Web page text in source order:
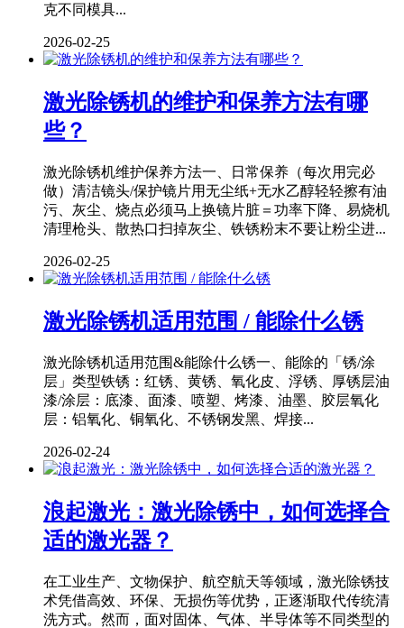
克不同模具...
2026-02-25
激光除锈机的维护和保养方法有哪
些？
激光除锈机维护保养方法一、日常保养（每次用完必
做）清洁镜头/保护镜片用无尘纸+无水乙醇轻轻擦有油
污、灰尘、烧点必须马上换镜片脏＝功率下降、易烧机
清理枪头、散热口扫掉灰尘、铁锈粉末不要让粉尘进...
2026-02-25
激光除锈机适用范围 / 能除什么锈
激光除锈机适用范围&能除什么锈一、能除的「锈/涂
层」类型铁锈：红锈、黄锈、氧化皮、浮锈、厚锈层油
漆/涂层：底漆、面漆、喷塑、烤漆、油墨、胶层氧化
层：铝氧化、铜氧化、不锈钢发黑、焊接...
2026-02-24
浪起激光：激光除锈中，如何选择合
适的激光器？
在工业生产、文物保护、航空航天等领域，激光除锈技
术凭借高效、环保、无损伤等优势，正逐渐取代传统清
洗方式。然而，面对固体、气体、半导体等不同类型的